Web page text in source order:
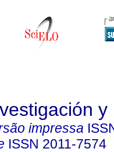
impressa
ISSN 2011-7574